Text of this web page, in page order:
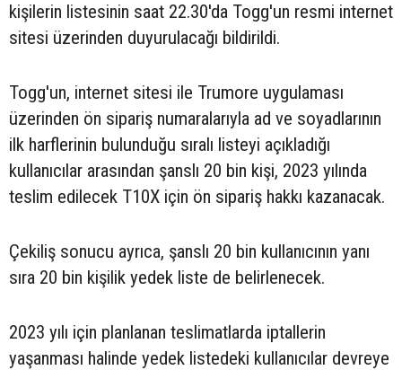
kişilerin listesinin saat 22.30'da Togg'un resmi internet
sitesi üzerinden duyurulacağı bildirildi.
Togg'un, internet sitesi ile Trumore uygulaması
üzerinden ön sipariş numaralarıyla ad ve soyadlarının
ilk harflerinin bulunduğu sıralı listeyi açıkladığı
kullanıcılar arasından şanslı 20 bin kişi, 2023 yılında
teslim edilecek T10X için ön sipariş hakkı kazanacak.
Çekiliş sonucu ayrıca, şanslı 20 bin kullanıcının yanı
sıra 20 bin kişilik yedek liste de belirlenecek.
2023 yılı için planlanan teslimatlarda iptallerin
yaşanması halinde yedek listedeki kullanıcılar devreye